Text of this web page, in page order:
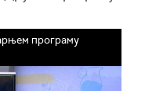
програму